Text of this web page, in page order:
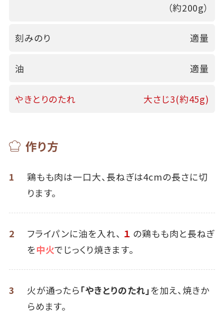
（約200g）
刻みのり 適量
油 適量
やきとりのたれ 大さじ3(約45g)
作り方
1
鶏もも肉は一口大、長ねぎは4cmの長さに切
ります。
2 フライパンに油を入れ、 １ の鶏もも肉と長ねぎ
を中火でじっくり焼きます。
3 火が通ったら「やきとりのたれ」を加え、焼きか
らめます。